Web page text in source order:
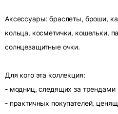
Аксессуары: браслеты, броши,
кольца, косметички, кошельки,
солнцезащитные очки.
Для кого эта коллекция:
- модниц, следящих за трендами
- практичных покупателей,